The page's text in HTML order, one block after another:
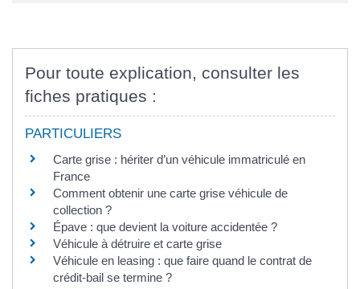
Pour toute explication, consulter les
fiches pratiques :
PARTICULIERS
Carte grise : hériter d’un véhicule immatriculé en
France
Comment obtenir une carte grise véhicule de
collection ?
Épave : que devient la voiture accidentée ?
Véhicule à détruire et carte grise
Véhicule en leasing : que faire quand le contrat de
crédit-bail se termine ?